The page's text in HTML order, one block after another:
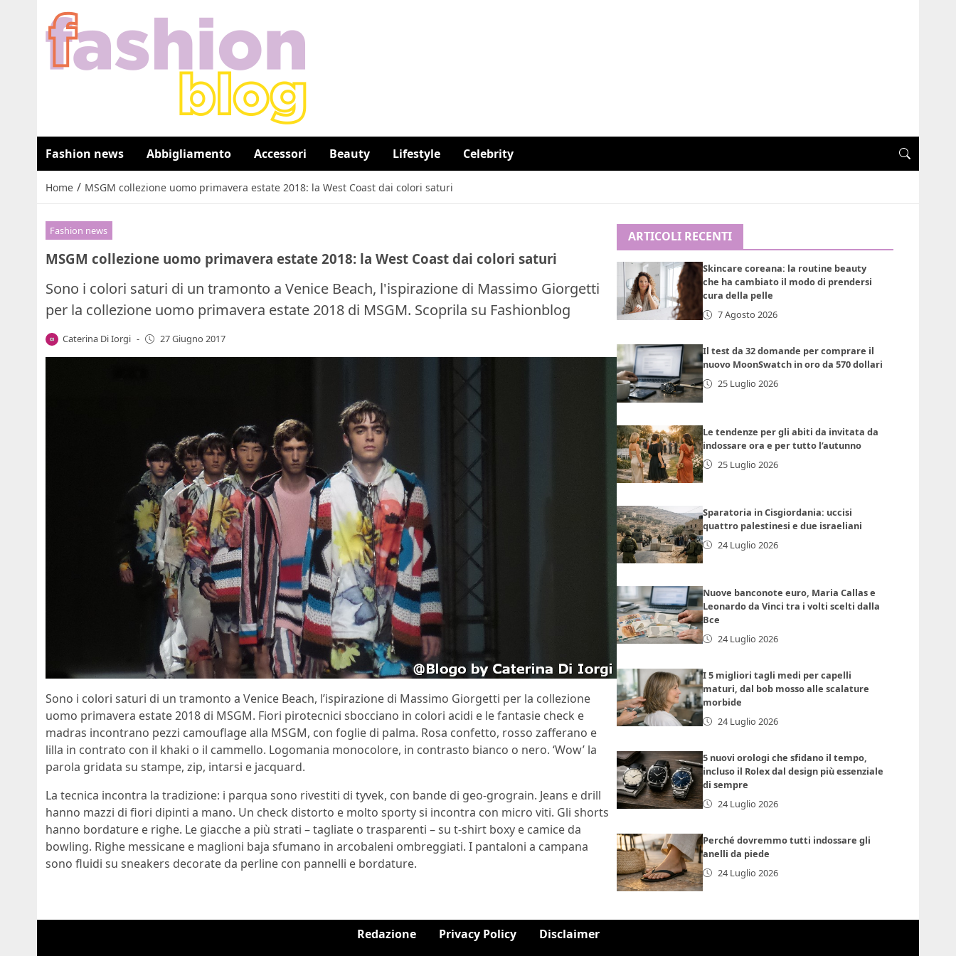
Fashion news Abbigliamento Accessori Beauty Lifestyle Celebrity
Home / MSGM collezione uomo primavera estate 2018: la West Coast dai colori saturi
Fashion news
MSGM collezione uomo primavera estate 2018: la West Coast dai colori saturi
Sono i colori saturi di un tramonto a Venice Beach, l'ispirazione di Massimo Giorgetti
per la collezione uomo primavera estate 2018 di MSGM. Scoprila su Fashionblog
Caterina Di Iorgi - 27 Giugno 2017
Sono i colori saturi di un tramonto a Venice Beach, l’ispirazione di Massimo Giorgetti per la collezione
uomo primavera estate 2018 di MSGM. Fiori pirotecnici sbocciano in colori acidi e le fantasie check e
madras incontrano pezzi camouflage alla MSGM, con foglie di palma. Rosa confetto, rosso zafferano e
lilla in contrato con il khaki o il cammello. Logomania monocolore, in contrasto bianco o nero. ‘Wow’ la
parola gridata su stampe, zip, intarsi e jacquard.
La tecnica incontra la tradizione: i parqua sono rivestiti di tyvek, con bande di geo-grograin. Jeans e drill
hanno mazzi di fiori dipinti a mano. Un check distorto e molto sporty si incontra con micro viti. Gli shorts
hanno bordature e righe. Le giacche a più strati – tagliate o trasparenti – su t-shirt boxy e camice da
bowling. Righe messicane e maglioni baja sfumano in arcobaleni ombreggiati. I pantaloni a campana
sono fluidi su sneakers decorate da perline con pannelli e bordature.
ARTICOLI RECENTI
Skincare coreana: la routine beauty
che ha cambiato il modo di prendersi
cura della pelle
7 Agosto 2026
Il test da 32 domande per comprare il
nuovo MoonSwatch in oro da 570 dollari
25 Luglio 2026
Le tendenze per gli abiti da invitata da
indossare ora e per tutto l’autunno
25 Luglio 2026
Sparatoria in Cisgiordania: uccisi
quattro palestinesi e due israeliani
24 Luglio 2026
Nuove banconote euro, Maria Callas e
Leonardo da Vinci tra i volti scelti dalla
Bce
24 Luglio 2026
I 5 migliori tagli medi per capelli
maturi, dal bob mosso alle scalature
morbide
24 Luglio 2026
5 nuovi orologi che sfidano il tempo,
incluso il Rolex dal design più essenziale
di sempre
24 Luglio 2026
Perché dovremmo tutti indossare gli
anelli da piede
24 Luglio 2026
Redazione Privacy Policy Disclaimer